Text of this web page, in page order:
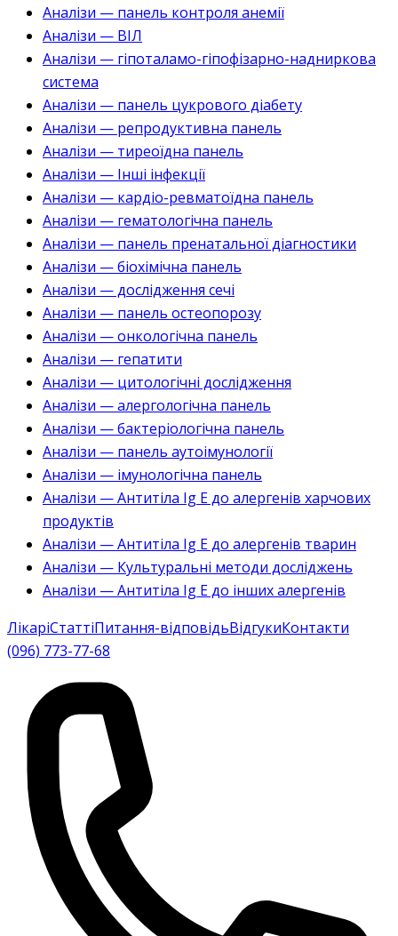
Аналізи — панель контроля анемії
Аналізи — ВІЛ
Аналізи — гіпоталамо-гіпофізарно-надниркова
система
Аналізи — панель цукрового діабету
Аналізи — репродуктивна панель
Аналізи — тиреоїдна панель
Аналізи — Інші інфекції
Аналізи — кардіо-ревматоїдна панель
Аналізи — гематологічна панель
Аналізи — панель пренатальної діагностики
Аналізи — біохімічна панель
Аналізи — дослідження сечі
Аналізи — панель остеопорозу
Аналізи — онкологічна панель
Аналізи — гепатити
Аналізи — цитологічні дослідження
Аналізи — алергологічна панель
Аналізи — бактеріологічна панель
Аналізи — панель аутоімунології
Аналізи — імунологічна панель
Аналізи — Антитіла Ig E до алергенів харчових
продуктів
Аналізи — Антитіла Ig E до алергенів тварин
Аналізи — Культуральні методи досліджень
Аналізи — Антитіла Ig E до інших алергенів
ЛікаріСтаттіПитання-відповідьВідгукиКонтакти
(096) 773-77-68